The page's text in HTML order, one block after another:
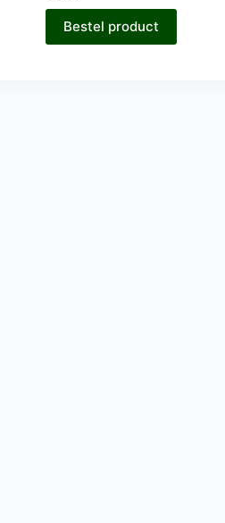
Bestel product